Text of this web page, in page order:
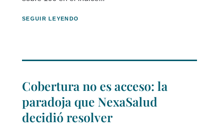
SEGUIR LEYENDO
Cobertura no es acceso: la
paradoja que NexaSalud
decidió resolver